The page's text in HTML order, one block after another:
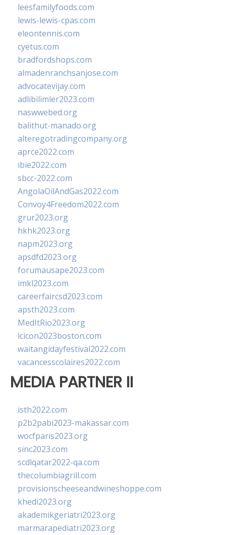
leesfamilyfoods.com
lewis-lewis-cpas.com
eleontennis.com
cyetus.com
bradfordshops.com
almadenranchsanjose.com
advocatevijay.com
adlibilimler2023.com
naswwebed.org
balithut-manado.org
alteregotradingcompany.org
aprce2022.com
ibie2022.com
sbcc-2022.com
AngolaOilAndGas2022.com
Convoy4Freedom2022.com
grur2023.org
hkhk2023.org
napm2023.org
apsdfd2023.org
forumausape2023.com
imkl2023.com
careerfaircsd2023.com
apsth2023.com
MedItRio2023.org
lcicon2023boston.com
waitangidayfestival2022.com
vacancesscolaires2022.com
MEDIA PARTNER II
isth2022.com
p2b2pabi2023-makassar.com
wocfparis2023.org
sinc2023.com
scdlqatar2022-qa.com
thecolumbiagrill.com
provisionscheeseandwineshoppe.com
khedi2023.org
akademikgeriatri2023.org
marmarapediatri2023.org